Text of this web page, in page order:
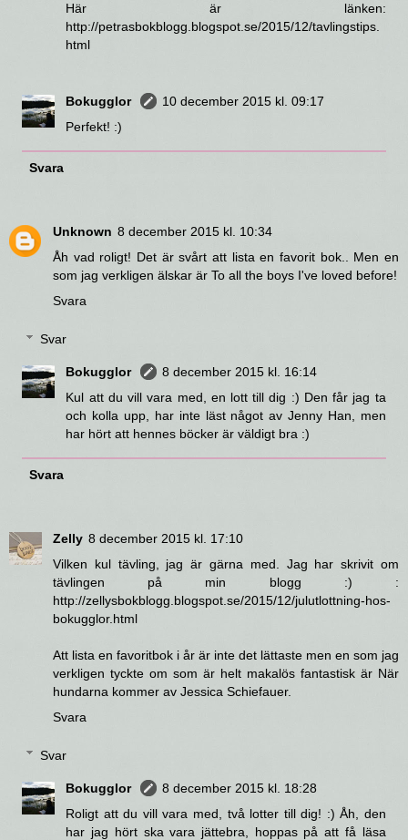
Här är länken:
http://petrasbokblogg.blogspot.se/2015/12/tavlingstips.
html
Bokugglor
10 december 2015 kl. 09:17
Perfekt! :)
Svara
Unknown 8 december 2015 kl. 10:34
Åh vad roligt! Det är svårt att lista en favorit bok.. Men en
som jag verkligen älskar är To all the boys I've loved before!
Svara
Svar
Bokugglor
8 december 2015 kl. 16:14
Kul att du vill vara med, en lott till dig :) Den får jag ta
och kolla upp, har inte läst något av Jenny Han, men
har hört att hennes böcker är väldigt bra :)
Svara
Zelly 8 december 2015 kl. 17:10
Vilken kul tävling, jag är gärna med. Jag har skrivit om
tävlingen på min blogg :) :
http://zellysbokblogg.blogspot.se/2015/12/julutlottning-hos-
bokugglor.html
Att lista en favoritbok i år är inte det lättaste men en som jag
verkligen tyckte om som är helt makalös fantastisk är När
hundarna kommer av Jessica Schiefauer.
Svara
Svar
Bokugglor
8 december 2015 kl. 18:28
Roligt att du vill vara med, två lotter till dig! :) Åh, den
har jag hört ska vara jättebra, hoppas på att få läsa